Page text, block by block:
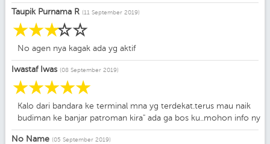
Taupik Purnama R (11 September 2019)
☆
☆
☆
☆
☆
No agen nya kagak ada yg aktif
Iwastaf Iwas (08 September 2019)
☆
☆
☆
☆
☆
Kalo dari bandara ke terminal mna yg terdekat.terus mau naik
budiman ke banjar patroman kira" ada ga bos ku..mohon info ny
No Name (05 September 2019)